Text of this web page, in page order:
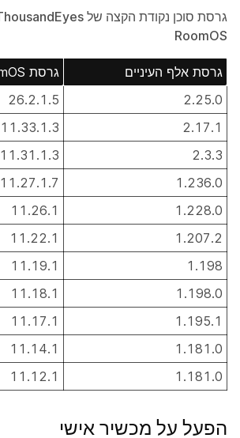
RoomOS
גרסת אלף העיניים
גרסת RoomOS
2.25.0
26.2.1.5
2.17.1
11.33.1.3
2.3.3
11.31.1.3
1.236.0
11.27.1.7
1.228.0
11.26.1
1.207.2
11.22.1
1.198
11.19.1
1.198.0
11.18.1
1.195.1
11.17.1
1.181.0
11.14.1
1.181.0
11.12.1
הפעל על מכשיר אישי